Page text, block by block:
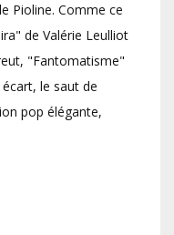
Pioline. Comme ce
de Valérie Leulliot
"Fantomatisme"
le saut de
pop élégante,